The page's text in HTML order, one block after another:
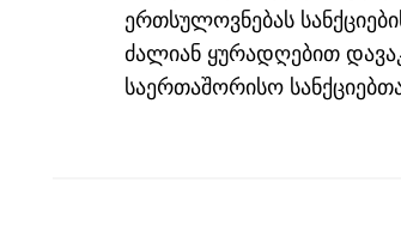
ერთსულოვნებას
ძალიან ყურადღებით
საერთაშორისო